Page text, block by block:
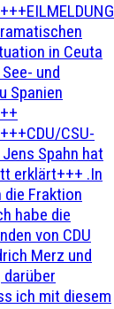
+++EILMELDUNG
in Ceuta
und
Spanien
+++CDU/CSU-
Spahn hat
erklärt+++ .In
die Fraktion
habe die
von CDU
Merz und
darüber
ich mit diesem